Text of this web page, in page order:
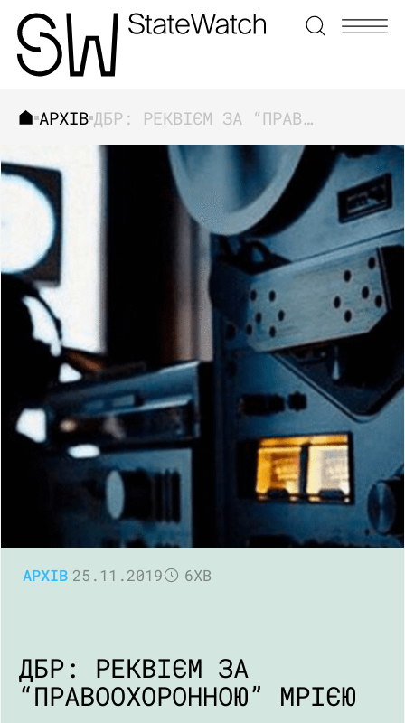
АРХІВ ДБР: РЕКВІЄМ ЗА “ПРАВООХОРОННОЮ” МРІЄЮ
АРХІВ 25.11.2019 6ХВ
ДБР: РЕКВІЄМ ЗА
“ПРАВООХОРОННОЮ” МРІЄЮ